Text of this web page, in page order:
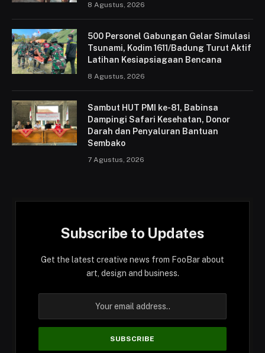
8 Agustus, 2026
500 Personel Gabungan Gelar Simulasi
Tsunami, Kodim 1611/Badung Turut Aktif
Latihan Kesiapsiagaan Bencana
8 Agustus, 2026
Sambut HUT PMI ke-81, Babinsa
Dampingi Safari Kesehatan, Donor
Darah dan Penyaluran Bantuan
Sembako
7 Agustus, 2026
Subscribe to Updates
Get the latest creative news from FooBar about
art, design and business.